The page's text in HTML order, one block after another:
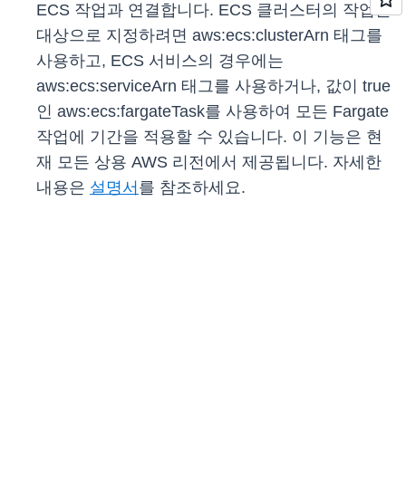
ECS 작업과 연결합니다. ECS 클러스터의 작업을
대상으로 지정하려면 aws:ecs:clusterArn 태그를
사용하고, ECS 서비스의 경우에는
aws:ecs:serviceArn 태그를 사용하거나, 값이 true
인 aws:ecs:fargateTask를 사용하여 모든 Fargate
작업에 기간을 적용할 수 있습니다. 이 기능은 현
재 모든 상용 AWS 리전에서 제공됩니다. 자세한
내용은 설명서 를 참조하세요.